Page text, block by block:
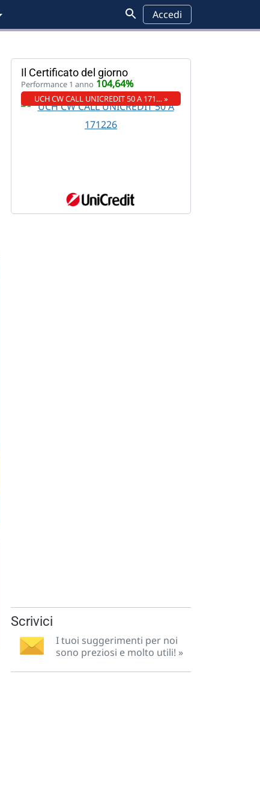
Accedi
Il Certificato del giorno
Performance 1 anno 104,64%
UCH CW CALL UNICREDIT 50 A 171… »
Scrivici
I tuoi suggerimenti per noi
sono preziosi e molto utili! »